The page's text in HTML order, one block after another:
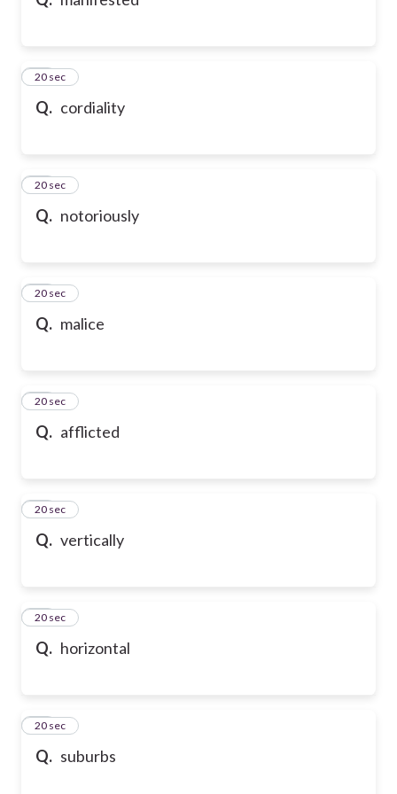
Q. cordiality
10
20 sec
Q. notoriously
11
20 sec
Q. malice
12
20 sec
Q. afflicted
13
20 sec
Q. vertically
14
20 sec
Q. horizontal
15
20 sec
Q. suburbs
16
20 sec